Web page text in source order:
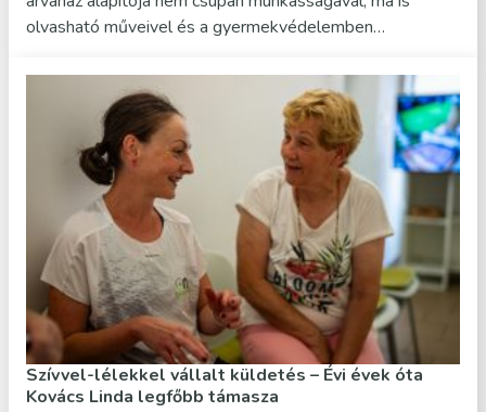
olvasható műveivel és a gyermekvédelemben…
Szívvel-lélekkel vállalt küldetés – Évi évek óta
Kovács Linda legfőbb támasza